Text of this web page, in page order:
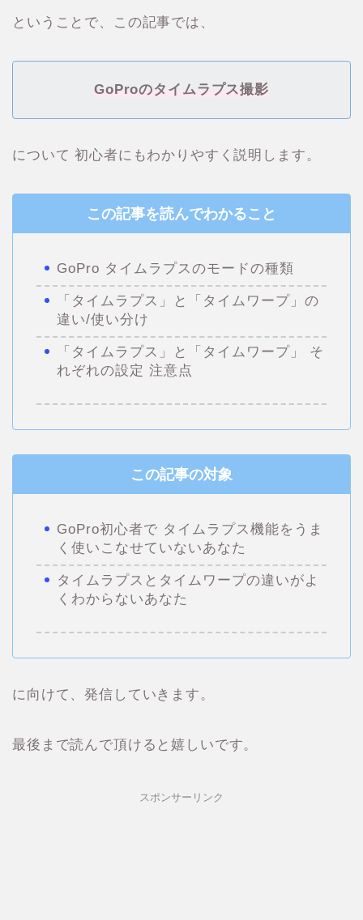
ということで、この記事では、
GoProのタイムラプス撮影
について 初心者にもわかりやすく説明します。
この記事を読んでわかること
GoPro タイムラプスのモードの種類
「タイムラプス」と「タイムワープ」の
違い/使い分け
「タイムラプス」と「タイムワープ」 そ
れぞれの設定 注意点
この記事の対象
GoPro初心者で タイムラプス機能をうま
く使いこなせていないあなた
タイムラプスとタイムワープの違いがよ
くわからないあなた
に向けて、発信していきます。
最後まで読んで頂けると嬉しいです。
スポンサーリンク